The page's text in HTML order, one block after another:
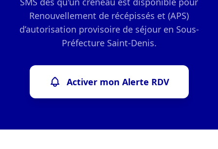
Renouvellement de récépissés et (APS)
d’autorisation provisoire de séjour en Sous-
Préfecture Saint-Denis.
Activer mon Alerte RDV